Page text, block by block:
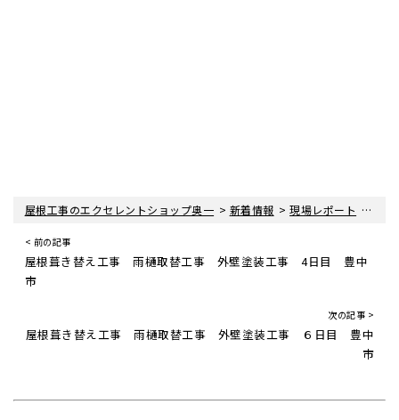
屋根工事のエクセレントショップ奥一 > 新着情報 >現場レポート
< 前の記事
屋根葺き替え工事 雨樋取替工事 外壁塗装工事 4日目 豊中
市
次の記事 >
屋根葺き替え工事 雨樋取替工事 外壁塗装工事 ６日目 豊中
市